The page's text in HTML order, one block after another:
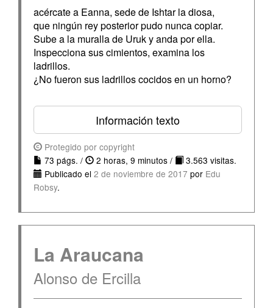
acércate a Eanna, sede de Ishtar la diosa,
que ningún rey posterior pudo nunca copiar.
Sube a la muralla de Uruk y anda por ella.
Inspecciona sus cimientos, examina los
ladrillos.
¿No fueron sus ladrillos cocidos en un horno?
Información texto
Protegido por copyright
73 págs. /
2 horas, 9 minutos /
3.563 visitas.
Publicado el 2 de noviembre de 2017 por Edu
Robsy.
La Araucana
Alonso de Ercilla